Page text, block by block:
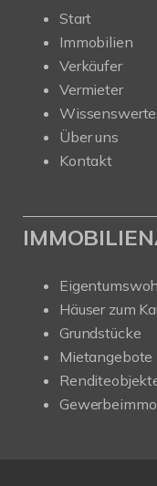
Start
Immobilien
Verkäufer
Vermieter
Über uns
Kontakt
Häuser zum
Grundstücke
Mietangebote